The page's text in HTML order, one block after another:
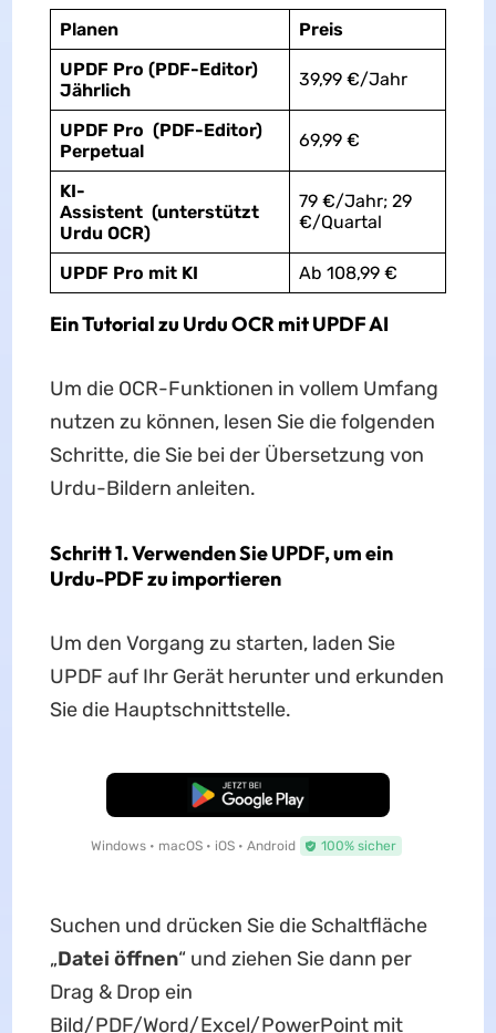
Planen
Preis
UPDF Pro (PDF-Editor)
Jährlich
39,99 €/Jahr
UPDF Pro (PDF-Editor)
Perpetual
69,99 €
KI-
Assistent (unterstützt
Urdu OCR)
79 €/Jahr; 29
€/Quartal
UPDF Pro mit KI Ab 108,99 €
Ein Tutorial zu Urdu OCR mit UPDF AI
Um die OCR-Funktionen in vollem Umfang
nutzen zu können, lesen Sie die folgenden
Schritte, die Sie bei der Übersetzung von
Urdu-Bildern anleiten.
Schritt 1. Verwenden Sie UPDF, um ein
Urdu-PDF zu importieren
Um den Vorgang zu starten, laden Sie
UPDF auf Ihr Gerät herunter und erkunden
Sie die Hauptschnittstelle.
Kostenloser Download
Windows • macOS • iOS • Android 100% sicher
Suchen und drücken Sie die Schaltfläche
„Datei öffnen“ und ziehen Sie dann per
Drag & Drop ein
Bild/PDF/Word/Excel/PowerPoint mit